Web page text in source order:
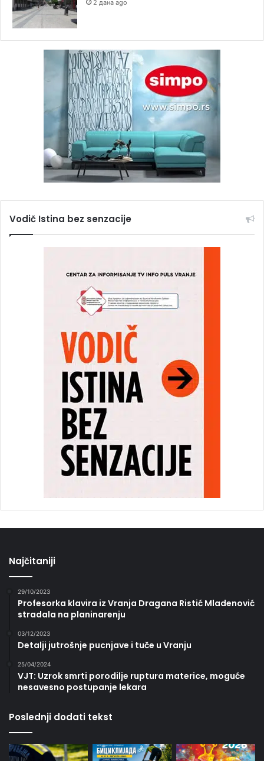
2 дана ago
Vodič Istina bez senzacije
Najčitaniji
29/10/2023
Profesorka klavira iz Vranja Dragana Ristić Mladenović
stradala na planinarenju
03/12/2023
Detalji jutrošnje pucnjave i tuče u Vranju
25/04/2024
VJT: Uzrok smrti porodilje ruptura materice, moguće
nesavesno postupanje lekara
Poslednji dodati tekst